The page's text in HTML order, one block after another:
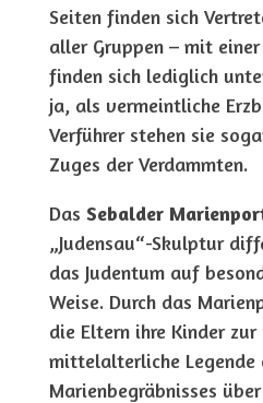
Seiten finden sich
aller Gruppen – mit einer
finden sich lediglich
ja, als vermeintliche
Verführer stehen sie
Zuges der Verdammten.
Das Sebalder
„Judensau“-Skulptur
das Judentum auf
Weise. Durch das
die Eltern ihre Kinder
mittelalterliche Legende
Marienbegräbnisses